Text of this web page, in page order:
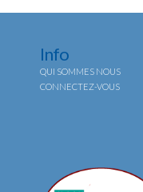
Info
QUI SOMMES NOUS
CONNECTEZ-VOUS